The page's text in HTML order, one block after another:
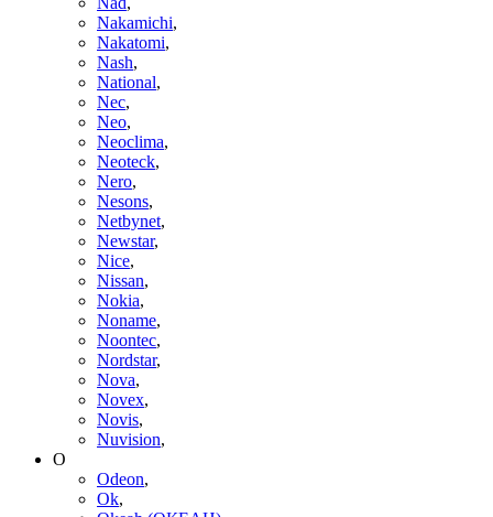
Nakamichi,
Nakatomi,
Nash,
National,
Nec,
Neo,
Neoclima,
Neoteck,
Nero,
Nesons,
Netbynet,
Newstar,
Nice,
Nissan,
Nokia,
Noname,
Noontec,
Nordstar,
Nova,
Novex,
Novis,
Nuvision,
O
Odeon,
Ok,